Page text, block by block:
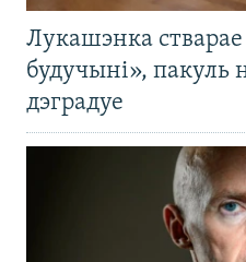
Лукашэнка
будучыні», пакуль
дэградуе